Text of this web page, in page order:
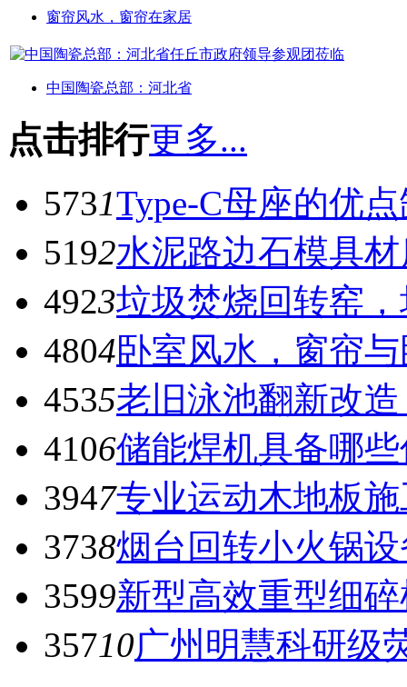
窗帘风水，窗帘在家居
中国陶瓷总部：河北省
点击排行更多...
5731Type-C母座的优
5192水泥路边石模具
4923垃圾焚烧回转窑
4804卧室风水，窗帘
4535老旧泳池翻新改
4106储能焊机具备哪
3947专业运动木地板
3738烟台回转小火锅
3599新型高效重型细
35710广州明慧科研级